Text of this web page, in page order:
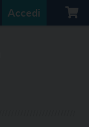
Accedi